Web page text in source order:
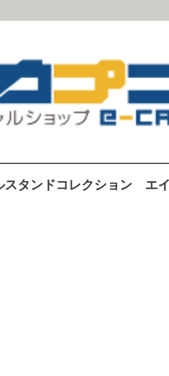
タンドコレクション エイ